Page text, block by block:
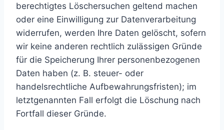
berechtigtes Löschersuchen geltend machen
oder eine Einwilligung zur Datenverarbeitung
widerrufen, werden Ihre Daten gelöscht, sofern
wir keine anderen rechtlich zulässigen Gründe
für die Speicherung Ihrer personenbezogenen
Daten haben (z. B. steuer- oder
handelsrechtliche Aufbewahrungsfristen); im
letztgenannten Fall erfolgt die Löschung nach
Fortfall dieser Gründe.